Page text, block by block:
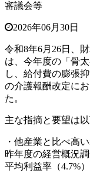
審議会等
2026年06月30日
令和8年6月26日、
は 、今年度の「骨
し、給付費の膨張
の介護報酬改定に
た。
主な指摘と要望は以
・他産業と比べ高
昨年度の経営概況
平均利 益率（4.7%